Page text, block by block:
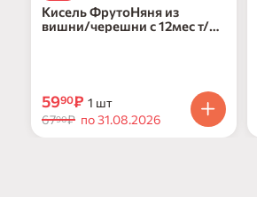
Кисель ФрутоНяня из
вишни/черешни с 12мес т/п
5990₽ 1 шт
6790₽ по 31.08.2026